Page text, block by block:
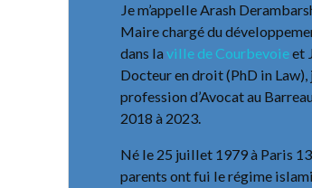
Je m’appelle Arash
Maire chargé du
dans laville de Courbevoieet
Docteur en droit (PhD in Law),
profession d’Avocat au
2018 à 2023.
Né le 25 juillet 1979 à Paris
parents ont fui le régime